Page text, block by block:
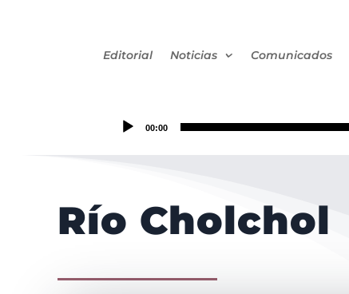
Editorial Noticias Comunicados
00:00
Río Cholchol